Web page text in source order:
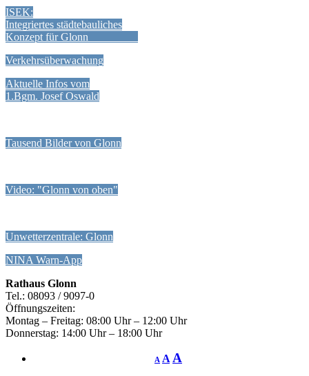
ISEK:
Integriertes städtebauliches
Konzept für Glonn
Verkehrsüberwachung
Aktuelle Infos vom
1.Bgm. Josef Oswald
Tausend Bilder von Glonn
Video: "Glonn von oben"
Unwetterzentrale: Glonn
NINA Warn-App
Rathaus Glonn
Tel.: 08093 / 9097-0
Öffnungszeiten:
Montag – Freitag: 08:00 Uhr – 12:00 Uhr
Donnerstag: 14:00 Uhr – 18:00 Uhr
A A A